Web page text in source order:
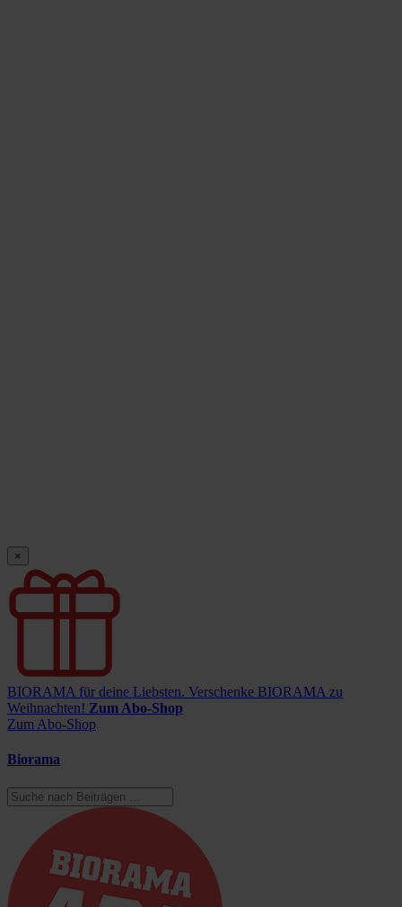
×
BIORAMA für deine Liebsten. Verschenke BIORAMA zu
Weihnachten! Zum Abo-Shop
Zum Abo-Shop
Biorama